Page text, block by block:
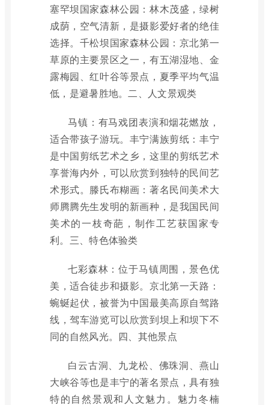
塞罕坝国家森林公园：林木茂盛，绿树
成荫，空气清新，是摄影爱好者的绝佳
选择。千松坝国家森林公园：京北第一
草原的主要景区之一，有五湖湿地、金
露梅园、红叶谷等景点，夏季平均气温
低，是避暑胜地。二、人文景观类
马镇：有马戏团表演和烟花燃放，
适合带孩子游玩。丰宁满族剪纸：丰宁
是中国剪纸艺术之乡，这里的剪纸艺术
享誉海内外，可以欣赏到独特的民间艺
术形式。滕氏布糊画：著名民间美术大
师腾腾先生发明的新画种，是我国民间
美术的一枝奇葩，制作工艺获国家专
利。三、特色体验类
七彩森林：位于马镇周围，景色优
美，适合徒步和摄影。京北第一天路：
蜿蜒起伏，被誉为中国最美高原自驾路
线，驾车游览可以欣赏到坝上和坝下不
同的自然风光。四、其他景点
白云古洞、九龙松、佛珠洞、燕山
大峡谷等也是丰宁的著名景点，具有独
特的自然景观和人文魅力。魅力冬楠